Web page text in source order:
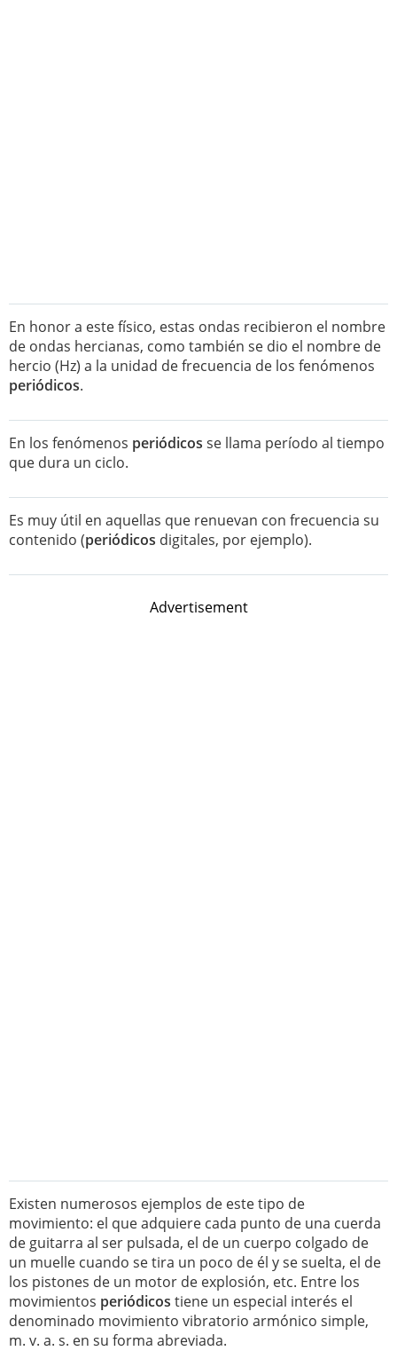
En honor a este físico, estas ondas recibieron el nombre
de ondas hercianas, como también se dio el nombre de
hercio (Hz) a la unidad de frecuencia de los fenómenos
periódicos.
En los fenómenos periódicos se llama período al tiempo
que dura un ciclo.
Es muy útil en aquellas que renuevan con frecuencia su
contenido (periódicos digitales, por ejemplo).
Advertisement
Existen numerosos ejemplos de este tipo de
movimiento: el que adquiere cada punto de una cuerda
de guitarra al ser pulsada, el de un cuerpo colgado de
un muelle cuando se tira un poco de él y se suelta, el de
los pistones de un motor de explosión, etc. Entre los
movimientos periódicos tiene un especial interés el
denominado movimiento vibratorio armónico simple,
m. v. a. s. en su forma abreviada.